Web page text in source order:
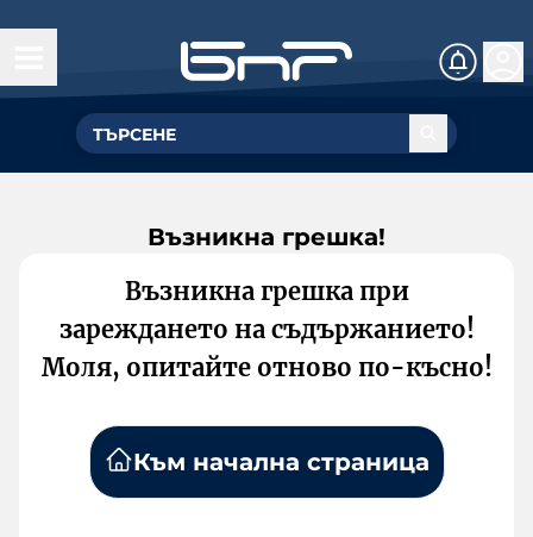
Възникна грешка!
Възникна грешка при
зареждането на съдържанието!
Моля, опитайте отново по-късно!
Към начална страница